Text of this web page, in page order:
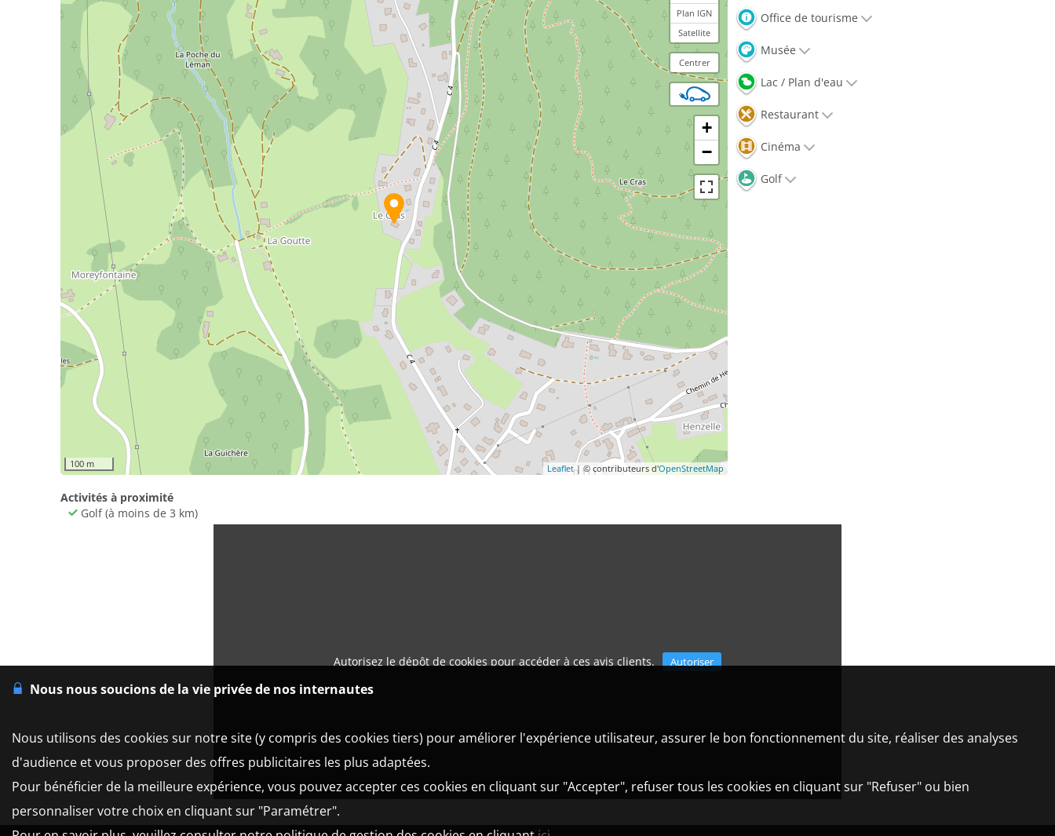
Plan IGN
Satellite
Centrer
+
−
100 m Leaflet| © contributeurs d'OpenStreetMap
Office de tourisme
Musée
Lac / Plan d'eau
Restaurant
Cinéma
Golf
Activités à proximité
Golf (à moins de 3 km)
Autorisez le dépôt de cookies pour accéder à ces avis clients. Autoriser
Nous nous soucions de la vie privée de nos internautes
Nous utilisons des cookies sur notre site (y compris des cookies tiers) pour améliorer l'expérience utilisateur, assurer le bon fonctionnement du site, réaliser des analyses
d'audience et vous proposer des offres publicitaires les plus adaptées.
Pour bénéficier de la meilleure expérience, vous pouvez accepter ces cookies en cliquant sur "Accepter", refuser tous les cookies en cliquant sur "Refuser" ou bien
personnaliser votre choix en cliquant sur "Paramétrer".